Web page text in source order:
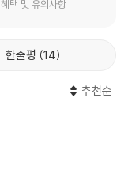
혜택 및 유의사항
한줄평 14
추천순